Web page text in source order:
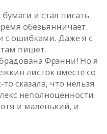
и стал писать
обезьянничает.
с ошибками. Даже я с
пишет.
Фрэнни! Но я
листок вместе со
сказала, что нельзя
неполноценности.
и маленький, и